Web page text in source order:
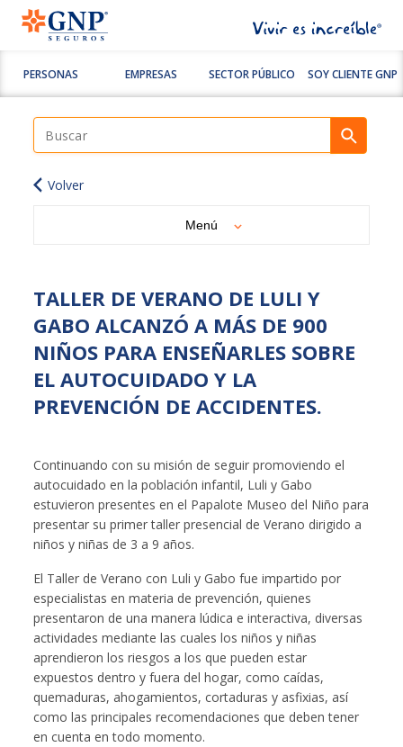
PERSONAS EMPRESAS SECTOR PÚBLICO SOY CLIENTE GNP
Volver
Menú
TALLER DE VERANO DE LULI Y
GABO ALCANZÓ A MÁS DE 900
NIÑOS PARA ENSEÑARLES SOBRE
EL AUTOCUIDADO Y LA
PREVENCIÓN DE ACCIDENTES.
Continuando con su misión de seguir promoviendo el
autocuidado en la población infantil, Luli y Gabo
estuvieron presentes en el Papalote Museo del Niño para
presentar su primer taller presencial de Verano dirigido a
niños y niñas de 3 a 9 años.
El Taller de Verano con Luli y Gabo fue impartido por
especialistas en materia de prevención, quienes
presentaron de una manera lúdica e interactiva, diversas
actividades mediante las cuales los niños y niñas
aprendieron los riesgos a los que pueden estar
expuestos dentro y fuera del hogar, como caídas,
quemaduras, ahogamientos, cortaduras y asfixias, así
como las principales recomendaciones que deben tener
en cuenta en todo momento.